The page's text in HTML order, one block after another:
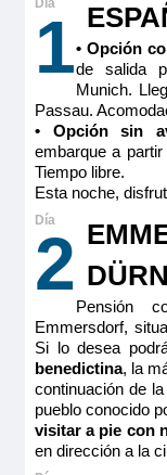
1• Opción
de salida
Munich.
Passau.
• Opción sin
embarque a
Tiempo libre.
Esta noche,
2
Pensión
Emmersdorf,
Si lo desea
benedictina, la
continuación de
pueblo conocido
visitar a pie con
en dirección a la